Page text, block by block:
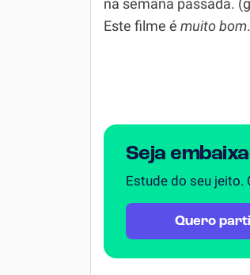
Todos os Exercícios
na semana passada.
Este filme é muito bom
Seja
Estude do seu jeito.
Quero